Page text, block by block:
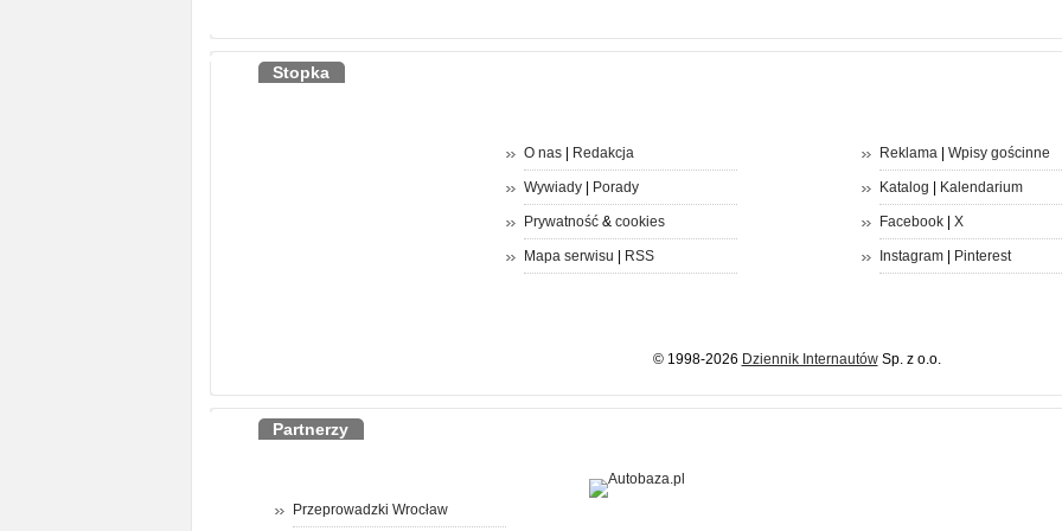
Stopka
O nas| Redakcja
Wywiady| Porady
Prywatność& cookies
Mapa serwisu RSS
Reklama| Wpisy gościnne
Katalog Kalendarium
Facebook| X
Instagram| Pinterest
© 1998-2026 Dziennik InternautówSp. z o.o.
Partnerzy
Przeprowadzki Wrocław